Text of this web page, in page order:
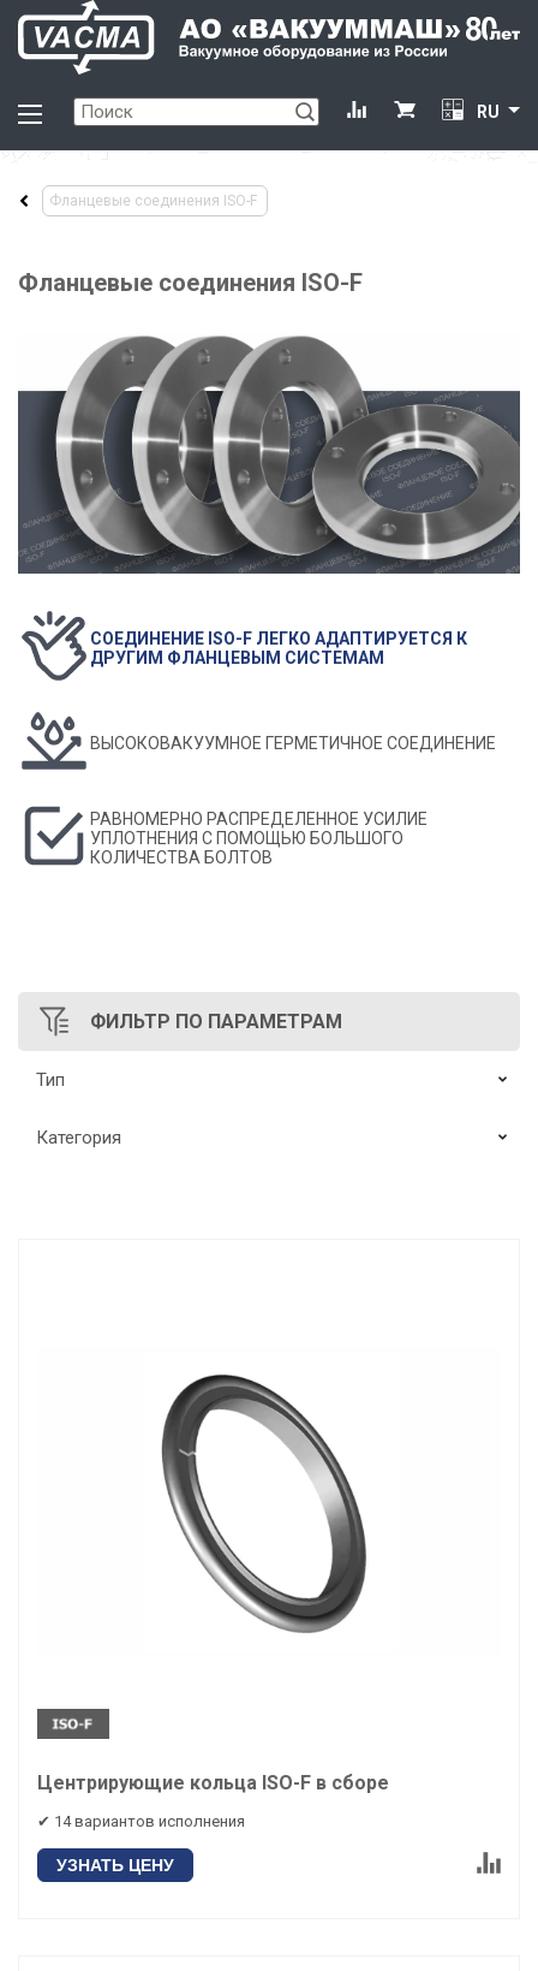
RU
Фланцевые соединения ISO-F
Фланцевые соединения ISO-F
СОЕДИНЕНИЕ ISO-F ЛЕГКО АДАПТИРУЕТСЯ К
ДРУГИМ ФЛАНЦЕВЫМ СИСТЕМАМ
ВЫСОКОВАКУУМНОЕ ГЕРМЕТИЧНОЕ СОЕДИНЕНИЕ
РАВНОМЕРНО РАСПРЕДЕЛЕННОЕ УСИЛИЕ
УПЛОТНЕНИЯ С ПОМОЩЬЮ БОЛЬШОГО
КОЛИЧЕСТВА БОЛТОВ
ФИЛЬТР ПО ПАРАМЕТРАМ
Тип
Категория
Центрирующие кольца ISO-F в сборе
✔ 14 вариантов исполнения
УЗНАТЬ ЦЕНУ